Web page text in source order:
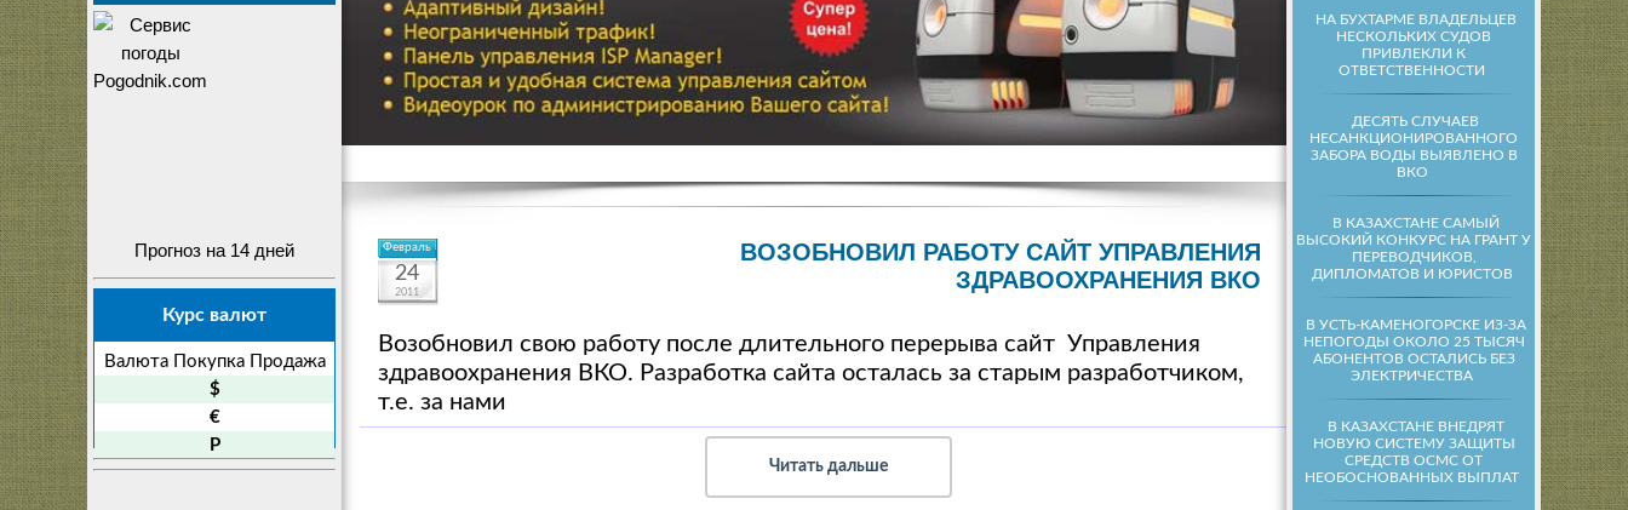
НА БУХТАРМЕ ВЛАДЕЛЬЦЕВ
НЕСКОЛЬКИХ СУДОВ
ПРИВЛЕКЛИ К
ОТВЕТСТВЕННОСТИ
ДЕСЯТЬ СЛУЧАЕВ
НЕСАНКЦИОНИРОВАННОГО
ЗАБОРА ВОДЫ ВЫЯВЛЕНО В
ВКО
В КАЗАХСТАНЕ САМЫЙ
ВЫСОКИЙ КОНКУРС НА ГРАНТ У
ПЕРЕВОДЧИКОВ,
ДИПЛОМАТОВ И ЮРИСТОВ
В УСТЬ-КАМЕНОГОРСКЕ ИЗ-ЗА
НЕПОГОДЫ ОКОЛО 25 ТЫСЯЧ
АБОНЕНТОВ ОСТАЛИСЬ БЕЗ
ЭЛЕКТРИЧЕСТВА
В КАЗАХСТАНЕ ВНЕДРЯТ
НОВУЮ СИСТЕМУ ЗАЩИТЫ
СРЕДСТВ ОСМС ОТ
НЕОБОСНОВАННЫХ ВЫПЛАТ
Прогноз на 14 дней
Курс валют
Валюта Покупка
Продажа
$
€
P
Февраль
24
2011
ВОЗОБНОВИЛ РАБОТУ САЙТ УПРАВЛЕНИЯ
ЗДРАВООХРАНЕНИЯ ВКО
Возобновил свою работу после длительного перерыва сайт Управления
здравоохранения ВКО. Разработка сайта осталась за старым разработчиком,
т.е. за нами
Читать дальше